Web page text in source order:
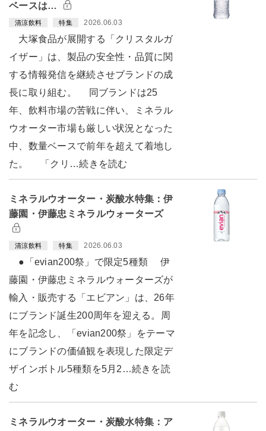
ベースは…
清涼飲料 特集 2026.06.03
大塚食品が展開する「クリスタルガ
イザー」は、製品の安全性・品質に関
する情報発信を継続させブランドの成
長に取り組む。 同ブランドは25
年、飲料市場の苦戦に伴い、ミネラル
ウオーター市場も厳しい状況となった
中、数量ベースで前年を超えて着地し
た。 「クリ…続きを読む
ミネラルウオーター・炭酸水特集：伊
藤園・伊藤忠ミネラルウォーターズ
清涼飲料 特集 2026.06.03
●「evian200祭」で限定5種類 伊
藤園・伊藤忠ミネラルウォーターズが
輸入・販売する「エビアン」は、26年
にブランド誕生200周年を迎える。周
年を記念し、「evian200祭」をテーマ
にブランドの価値観を表現した限定デ
ザインボトル5種類を5月2…続きを読
む
ミネラルウオーター・炭酸水特集：ア